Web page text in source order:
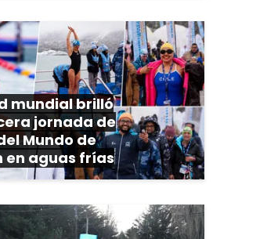
mundial brilló
jornada de
Mundo de
en aguas frías